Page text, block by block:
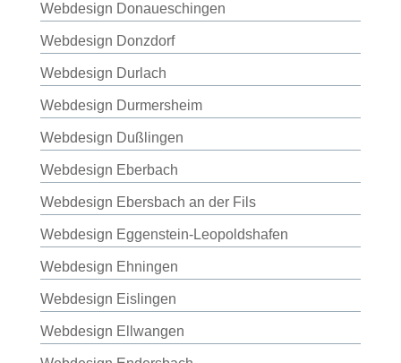
Webdesign Donaueschingen
Webdesign Donzdorf
Webdesign Durlach
Webdesign Durmersheim
Webdesign Dußlingen
Webdesign Eberbach
Webdesign Ebersbach an der Fils
Webdesign Eggenstein-Leopoldshafen
Webdesign Ehningen
Webdesign Eislingen
Webdesign Ellwangen